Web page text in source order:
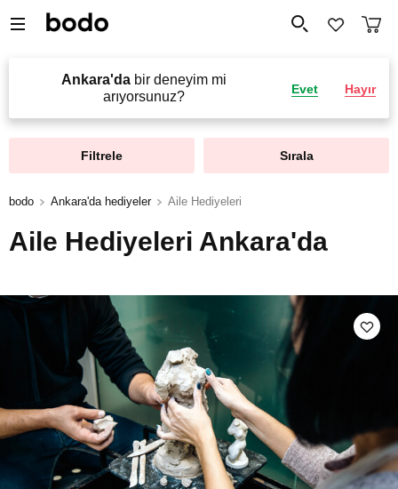
Ankara'dabir deneyim mi
arıyorsunuz?
Evet Hayır
Filtrele Sırala
bodo Ankara'da hediyeler Aile Hediyeleri
Aile Hediyeleri Ankara'da